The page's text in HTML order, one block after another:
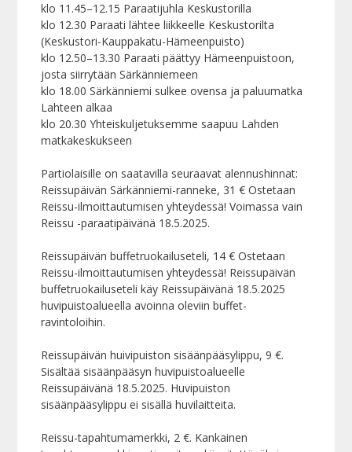
klo 11.45–12.15 Paraatijuhla Keskustorilla
klo 12.30 Paraati lähtee liikkeelle Keskustorilta
(Keskustori-Kauppakatu-Hämeenpuisto)
klo 12.50–13.30 Paraati päättyy Hämeenpuistoon,
josta siirrytään Särkänniemeen
klo 18.00 Särkänniemi sulkee ovensa ja paluumatka
Lahteen alkaa
klo 20.30 Yhteiskuljetuksemme saapuu Lahden
matkakeskukseen
Partiolaisille on saatavilla seuraavat alennushinnat:
Reissupäivän Särkänniemi-ranneke, 31 € Ostetaan
Reissu-ilmoittautumisen yhteydessä! Voimassa vain
Reissu -paraatipäivänä 18.5.2025.
Reissupäivän buffetruokailuseteli, 14 € Ostetaan
Reissu-ilmoittautumisen yhteydessä! Reissupäivän
buffetruokailuseteli käy Reissupäivänä 18.5.2025
huvipuistoalueella avoinna oleviin buffet-
ravintoloihin.
Reissupäivän huivipuiston sisäänpääsylippu, 9 €.
Sisältää sisäänpääsyn huvipuistoalueelle
Reissupäivänä 18.5.2025. Huvipuiston
sisäänpääsylippu ei sisällä huvilaitteita.
Reissu-tapahtumamerkki, 2 €. Kankainen